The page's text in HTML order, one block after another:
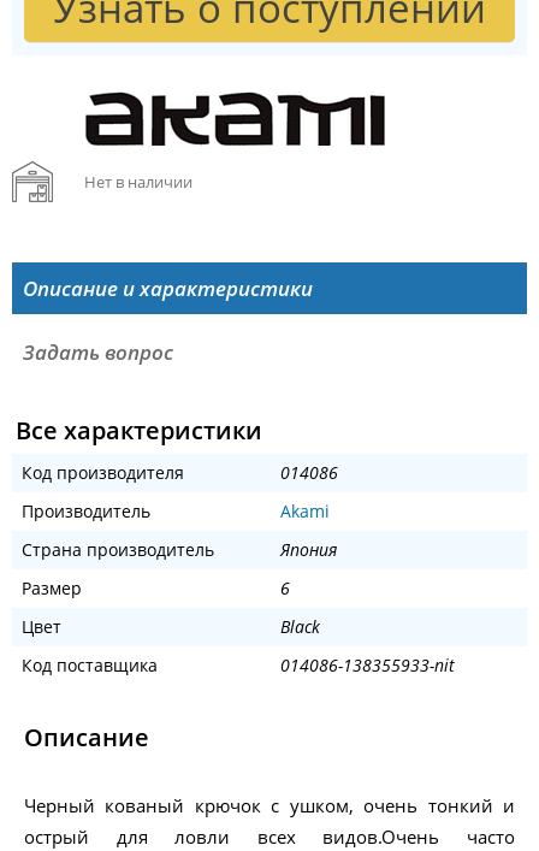
Нет в наличии
Описание и характеристики
Задать вопрос
Все характеристики
Код производителя
014086
Производитель
Akami
Страна производитель
Япония
Размер
6
Цвет
Black
Код поставщика
014086-138355933-nit
Описание
Черный кованый крючок с ушком, очень тонкий и
острый для ловли всех видов.Очень часто